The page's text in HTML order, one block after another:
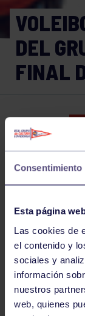
Consentimiento
Esta página
Las cookies de
el contenido y
sociales y
información
nuestros
web, quienes
DEL
FINAL